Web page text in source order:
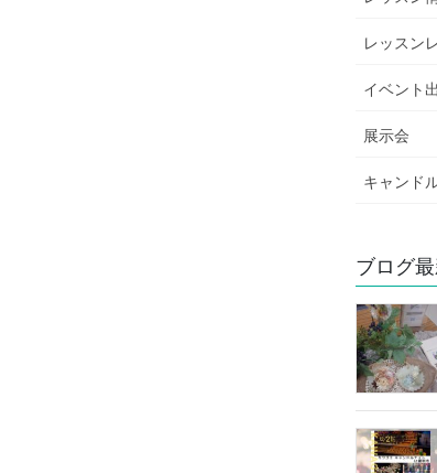
レッスン
イベント
展示会
キャンド
ブログ